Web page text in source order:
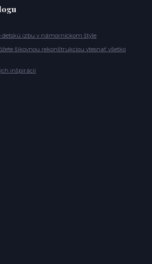
detskú izbu v námorníckom štýle
šikovnou rekonštrukciou vtesnať všetko
inšpirácií